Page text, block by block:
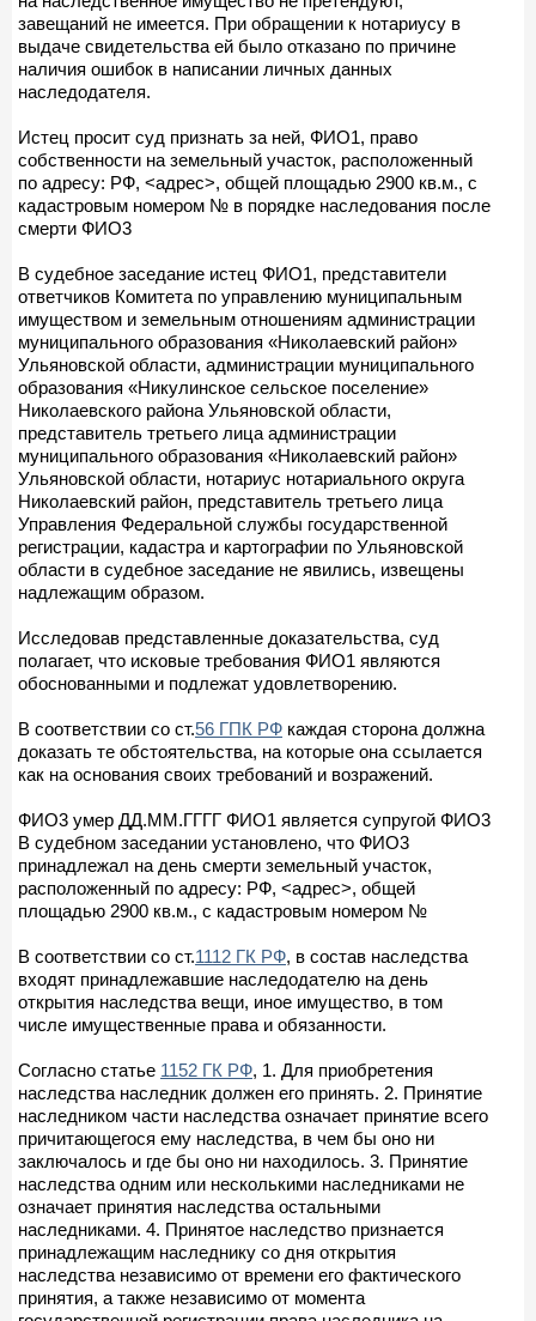
завещаний не имеется. При обращении к нотариусу в
выдаче свидетельства ей было отказано по причине
наличия ошибок в написании личных данных
наследодателя.
Истец просит суд признать за ней, ФИО1, право
собственности на земельный участок, расположенный
по адресу: РФ, <адрес>, общей площадью 2900 кв.м., с
кадастровым номером № в порядке наследования после
смерти ФИО3
В судебное заседание истец ФИО1, представители
ответчиков Комитета по управлению муниципальным
имуществом и земельным отношениям администрации
муниципального образования «Николаевский район»
Ульяновской области, администрации муниципального
образования «Никулинское сельское поселение»
Николаевского района Ульяновской области,
представитель третьего лица администрации
муниципального образования «Николаевский район»
Ульяновской области, нотариус нотариального округа
Николаевский район, представитель третьего лица
Управления Федеральной службы государственной
регистрации, кадастра и картографии по Ульяновской
области в судебное заседание не явились, извещены
надлежащим образом.
Исследовав представленные доказательства, суд
полагает, что исковые требования ФИО1 являются
обоснованными и подлежат удовлетворению.
В соответствии со ст.56 ГПК РФ каждая сторона должна
доказать те обстоятельства, на которые она ссылается
как на основания своих требований и возражений.
ФИО3 умер ДД.ММ.ГГГГ ФИО1 является супругой ФИО3
В судебном заседании установлено, что ФИО3
принадлежал на день смерти земельный участок,
расположенный по адресу: РФ, <адрес>, общей
площадью 2900 кв.м., с кадастровым номером №
В соответствии со ст.1112 ГК РФ, в состав наследства
входят принадлежавшие наследодателю на день
открытия наследства вещи, иное имущество, в том
числе имущественные права и обязанности.
Согласно статье 1152 ГК РФ, 1. Для приобретения
наследства наследник должен его принять. 2. Принятие
наследником части наследства означает принятие всего
причитающегося ему наследства, в чем бы оно ни
заключалось и где бы оно ни находилось. 3. Принятие
наследства одним или несколькими наследниками не
означает принятия наследства остальными
наследниками. 4. Принятое наследство признается
принадлежащим наследнику со дня открытия
наследства независимо от времени его фактического
принятия, а также независимо от момента